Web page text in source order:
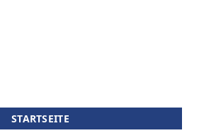
STARTSEITE